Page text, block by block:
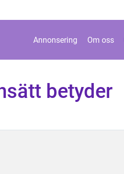
Annonsering Om oss
betyder